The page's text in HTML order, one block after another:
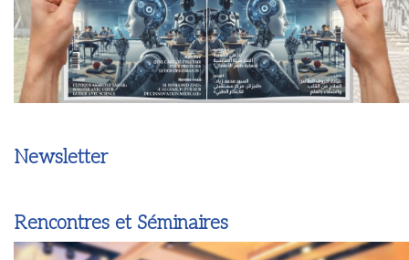
Newsletter
Rencontres et Séminaires